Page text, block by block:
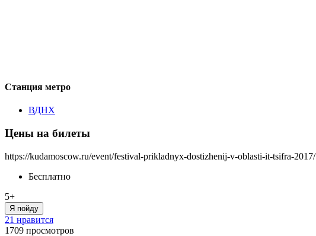
Станция метро
ВДНХ
Цены на билеты
https://kudamoscow.ru/event/festival-prikladnyx-dostizhenij-v-oblasti-it-tsifra-2017/
Бесплатно
5+
Я пойду
21 нравится
1709 просмотров